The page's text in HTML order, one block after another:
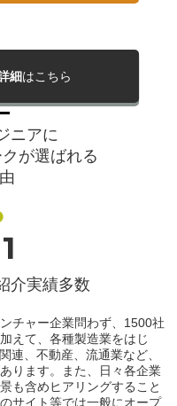
細はこちら
ニアに
が選ばれる
1
介実績多数
チャー企業問わず、1500社
えて、各種製造業をはじ
連、不動産、流通業など、
ります。また、日々各企業
も含めヒアリングすること
サイト等では一般にオープ